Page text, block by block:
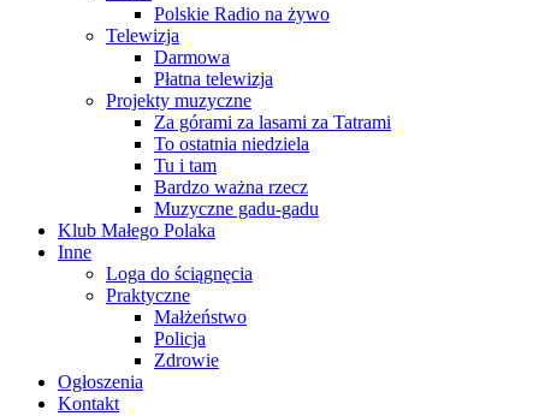
Polskie Radio na żywo
Telewizja
Darmowa
Płatna telewizja
Projekty muzyczne
Za górami za lasami za Tatrami
To ostatnia niedziela
Tu i tam
Bardzo ważna rzecz
Muzyczne gadu-gadu
Klub Małego Polaka
Inne
Loga do ściągnęcia
Praktyczne
Małżeństwo
Policja
Zdrowie
Ogłoszenia
Kontakt